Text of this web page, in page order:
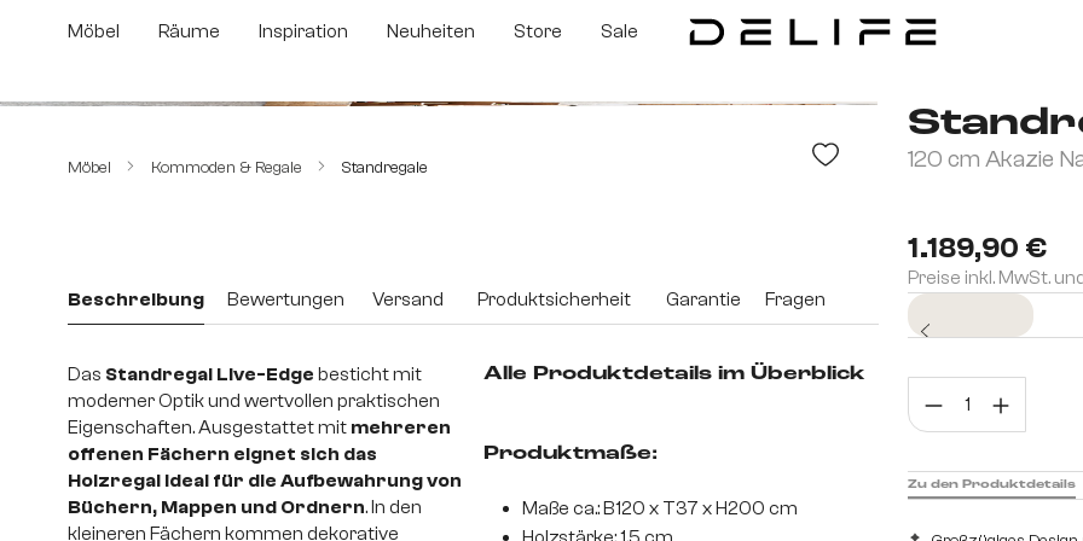
Hauptinhalt springen
Zur Suche springen
Zur Hauptnavigation springen
Möbel Räume Inspiration Neuheiten Store Sale
Möbel Kommoden & Regale Standregale 120 cm Akazie
1.189,90 €
Preise inkl. MwSt.
Zu den Produktdetails
Beschreibung Bewertungen Versand Produktsicherheit Garantie Fragen
Das Standregal Live-Edge besticht mit
moderner Optik und wertvollen praktischen
Eigenschaften. Ausgestattet mit mehreren
offenen Fächern eignet sich das
Holzregal ideal für die Aufbewahrung von
Büchern, Mappen und Ordnern. In den
kleineren Fächern kommen dekorative
Alle Produktdetails im Überblick
Produktmaße:
Maße ca.: B120 x T37 x H200 cm